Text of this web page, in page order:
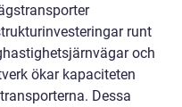
runt
och
ökar kapaciteten
Dessa